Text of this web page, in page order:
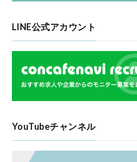
LINE公式アカウント
YouTubeチャンネル